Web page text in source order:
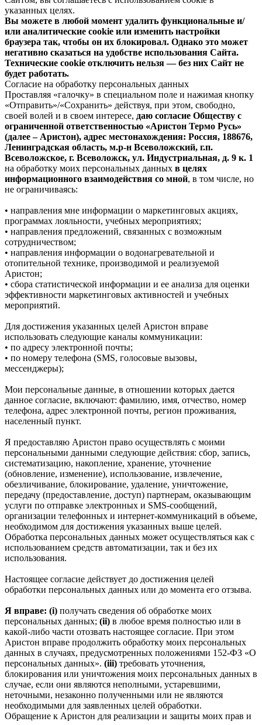
указанных целях.
Вы можете в любой момент удалить функциональные и/
или аналитические cookie или изменить настройки
браузера так, чтобы он их блокировал. Однако это может
негативно сказаться на удобстве использования Сайта.
Технические cookie отключить нельзя — без них Сайт не
будет работать.
Согласие на обработку персональных данных
Проставляя «галочку» в специальном поле и нажимая кнопку
«Отправить»/«Сохранить» действуя, при этом, свободно,
своей волей и в своем интересе, даю согласие Обществу с
ограниченной ответственностью «Аристон Термо Русь»
(далее – Аристон), адрес местонахождения: Россия, 188676,
Ленинградская область, м.р-н Всеволожский, г.п.
Всеволожское, г. Всеволожск, ул. Индустриальная, д. 9 к. 1
на обработку моих персональных данных в целях
информационного взаимодействия со мной, в том числе, но
не ограничиваясь:
• направления мне информации о маркетинговых акциях,
программах лояльности, учебных мероприятиях;
• направления предложений, связанных с возможным
сотрудничеством;
• направления информации о водонагревательной и
отопительной технике, производимой и реализуемой
Аристон;
• сбора статистической информации и ее анализа для оценки
эффективности маркетинговых активностей и учебных
мероприятий.
Для достижения указанных целей Аристон вправе
использовать следующие каналы коммуникации:
• по адресу электронной почты;
• по номеру телефона (SMS, голосовые вызовы,
мессенджеры);
Мои персональные данные, в отношении которых дается
данное согласие, включают: фамилию, имя, отчество, номер
телефона, адрес электронной почты, регион проживания,
населенный пункт.
Я предоставляю Аристон право осуществлять с моими
персональными данными следующие действия: сбор, запись,
систематизацию, накопление, хранение, уточнение
(обновление, изменение), использование, извлечение,
обезличивание, блокирование, удаление, уничтожение,
передачу (предоставление, доступ) партнерам, оказывающим
услуги по отправке электронных и SMS‑сообщений,
организации телефонных и интернет‑коммуникаций в объеме,
необходимом для достижения указанных выше целей.
Обработка персональных данных может осуществляться как с
использованием средств автоматизации, так и без их
использования.
Настоящее согласие действует до достижения целей
обработки персональных данных или до момента его отзыва.
Я вправе: (i) получать сведения об обработке моих
персональных данных; (ii) в любое время полностью или в
какой-либо части отозвать настоящее согласие. При этом
Аристон вправе продолжить обработку моих персональных
данных в случаях, предусмотренных положениями 152-ФЗ «О
персональных данных». (iii) требовать уточнения,
блокирования или уничтожения моих персональных данных в
случае, если они являются неполными, устаревшими,
неточными, незаконно полученными или не являются
необходимыми для заявленных целей обработки.
Обращение к Аристон для реализации и защиты моих прав и